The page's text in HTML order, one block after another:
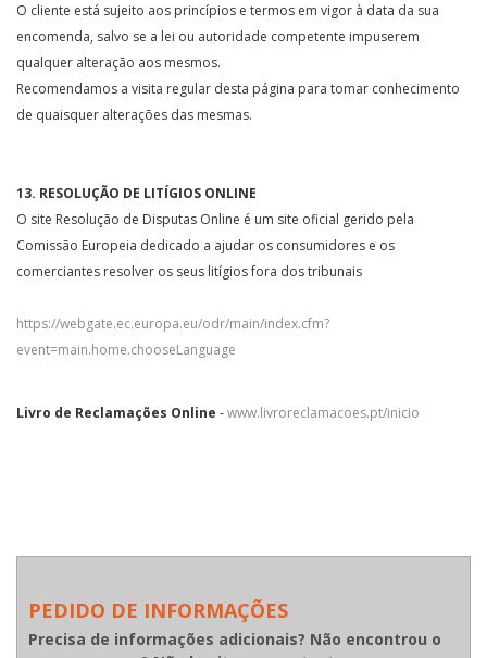
O cliente está sujeito aos princípios e termos em vigor à data da sua
encomenda, salvo se a lei ou autoridade competente impuserem
qualquer alteração aos mesmos.
Recomendamos a visita regular desta página para tomar conhecimento
de quaisquer alterações das mesmas.
13. RESOLUÇÃO DE LITÍGIOS ONLINE
O site Resolução de Disputas Online é um site oficial gerido pela
Comissão Europeia dedicado a ajudar os consumidores e os
comerciantes resolver os seus litígios fora dos tribunais
https://webgate.ec.europa.eu/odr/main/index.cfm?
event=main.home.chooseLanguage
Livro de Reclamações Online -www.livroreclamacoes.pt/inicio
PEDIDO DE INFORMAÇÕES
Precisa de informações adicionais? Não encontrou o